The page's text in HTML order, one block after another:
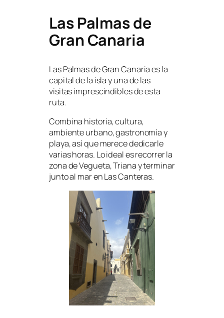
Las Palmas de
Gran Canaria
Las Palmas de Gran Canaria es la
capital de la isla y una de las
visitas imprescindibles de esta
ruta.
Combina historia, cultura,
ambiente urbano, gastronomía y
playa, así que merece dedicarle
varias horas. Lo ideal es recorrer la
zona de Vegueta, Triana y terminar
junto al mar en Las Canteras.